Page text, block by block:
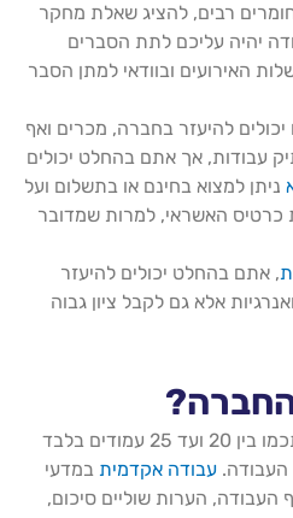
רבים, להציג שאלת מחקר
יהיה עליכם לתת הסברים
האירועים ובוודאי למתן הסבר
להיעזר בחברה, מכרים ואף
עבודות, אך אתם בהחלט יכולים
ניתן למצוא בחינם או בתשלום ועל
האשראי, למרות שמדובר
, אתם בהחלט יכולים להיעזר
אלא גם לקבל ציון גבוה
החברה?
במדעי החברה, בנויה ממספר פרקים אשר כולם יחד יסתכמו בין 20 ועד 25 עמודים בלבד
עבודה אקדמית במדעי
הערות שוליים סיכום,